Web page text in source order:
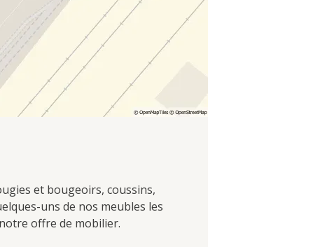
et bougeoirs, coussins,
uns de nos meubles les
offre de mobilier.